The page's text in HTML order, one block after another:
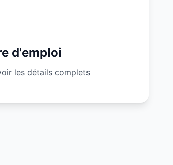
d'emploi
les détails complets